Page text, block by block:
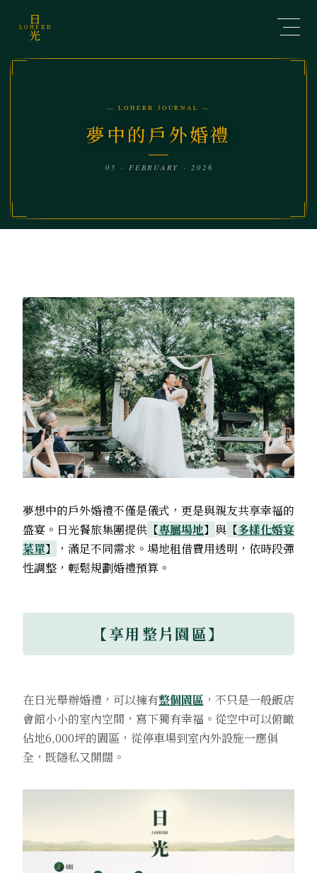
日
LOHERB
光
— LOHERB JOURNAL —
夢中的戶外婚禮
05 · FEBRUARY · 2026
夢想中的戶外婚禮不僅是儀式，更是與親友共享幸福的
盛宴。日光餐旅集團提供 【專屬場地】 與 【多樣化婚宴
菜單】
，滿足不同需求。場地租借費用透明，依時段彈
性調整，輕鬆規劃婚禮預算。
【享用整片園區】
在日光舉辦婚禮，可以擁有整個園區 ，不只是一般飯店
會館小小的室內空間，寫下獨有幸福。從空中可以俯瞰
佔地6,000坪的園區，從停車場到室內外設施一應俱
全，既隱私又開闊。